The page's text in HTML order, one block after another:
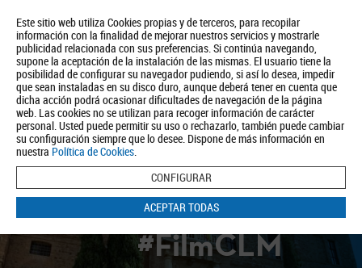
Este sitio web utiliza Cookies propias y de terceros, para recopilar
información con la finalidad de mejorar nuestros servicios y mostrarle
publicidad relacionada con sus preferencias. Si continúa navegando,
supone la aceptación de la instalación de las mismas. El usuario tiene la
posibilidad de configurar su navegador pudiendo, si así lo desea, impedir
que sean instaladas en su disco duro, aunque deberá tener en cuenta que
dicha acción podrá ocasionar dificultades de navegación de la página
web. Las cookies no se utilizan para recoger información de carácter
personal. Usted puede permitir su uso o rechazarlo, también puede cambiar
su configuración siempre que lo desee. Dispone de más información en
nuestra Política de Cookies.
CONFIGURAR
ACEPTAR TODAS
Quiénes somos Turismo Política de Privacidad Aviso Legal
Política de Cookies
BUSCAR
#FilmCLM